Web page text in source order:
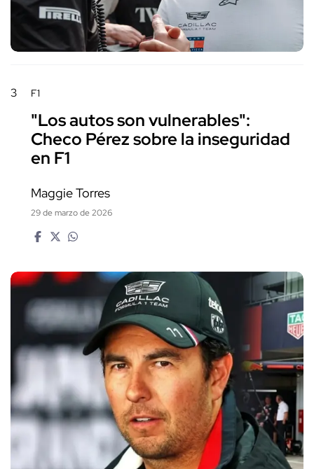
3 F1
"Los autos son vulnerables":
Checo Pérez sobre la inseguridad
en F1
Maggie Torres
29 de marzo de 2026